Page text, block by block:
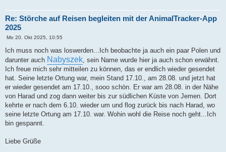
Re: Störche auf Reisen begleiten mit der AnimalTracker-App
2025
B
r
a
g
Mo 20. Okt 2025, 10:55
Ich muss noch was loswerden...Ich beobachte ja auch ein paar Polen und
darunter auch Nabyszek , sein Name wurde hier ja auch schon erwähnt.
Ich freue mich sehr mitteilen zu können, das er endlich wieder gesendet
hat. Seine letzte Ortung war, mein Stand 17.10., am 28.08. und jetzt hat
er wieder gesendet am 17.10., sooo schön. Er war am 28.08. in der Nähe
von Harad und zog dann weiter bis zur südlichen Küste von Jemen. Dort
kehrte er nach dem 6.10. wieder um und flog zurück bis nach Harad, wo
seine letzte Ortung am 17.10. war. Wohin wohl die Reise noch geht...Ich
bin gespannt.
Liebe Grüße